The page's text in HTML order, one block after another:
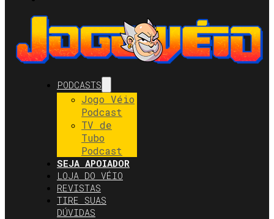
PODCASTS
Jogo Véio
Podcast
TV de
Tubo
Podcast
SEJA APOIADOR
LOJA DO VÉIO
REVISTAS
TIRE SUAS
DÚVIDAS